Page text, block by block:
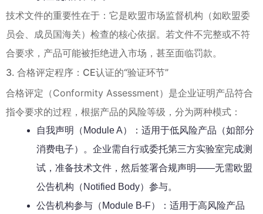
技术文件的重要性在于：它是欧盟市场监督机构（如欧盟委
员会、成员国海关）检查的核心依据。若文件不完整或不符
合要求，产品可能被拒绝进入市场，甚至面临罚款。
3. 合格评定程序：CE认证的“验证环节”
合格评定（Conformity Assessment）是企业证明产品符合
指令要求的过程，根据产品的风险等级，分为两种模式：
自我声明（Module A）：适用于低风险产品（如部分
消费电子）。企业需自行或委托第三方实验室完成测
试，准备技术文件，然后签署合规声明——无需欧盟
公告机构（Notified Body）参与。
公告机构参与（Module B-F）：适用于高风险产品